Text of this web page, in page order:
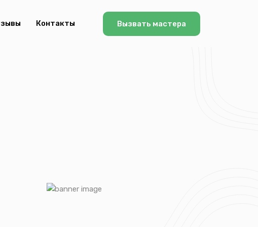
Контакты Вызвать мастера